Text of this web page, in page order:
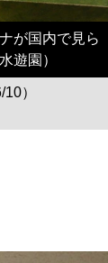
が国内で見ら
遊園）
）